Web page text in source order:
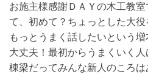
お施主様感謝ＤＡＹの木工教
て、初めて？ちょっとした大役
もっとうまく話したいという
大丈夫！最初からうまくいく人
棟梁だってみんな新人のころは